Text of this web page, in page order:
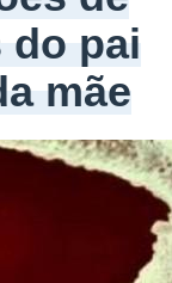
do pai
mãe